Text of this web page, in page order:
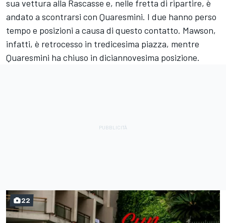
sua vettura alla Rascasse e, nelle fretta di ripartire, è
andato a scontrarsi con Quaresmini. I due hanno perso
tempo e posizioni a causa di questo contatto. Mawson,
infatti, è retrocesso in tredicesima piazza, mentre
Quaresmini ha chiuso in diciannovesima posizione.
22